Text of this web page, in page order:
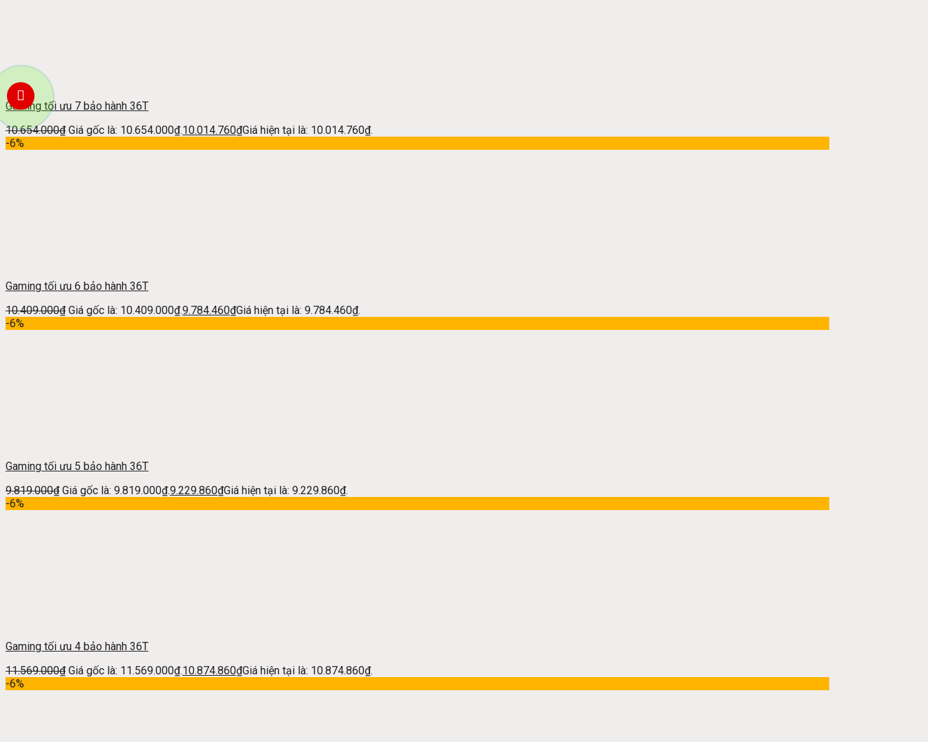
Gaming tối ưu 7 bảo hành 36T
10.654.000₫ Giá gốc là: 10.654.000₫.10.014.760₫Giá hiện tại là: 10.014.760₫.
-6%
Gaming tối ưu 6 bảo hành 36T
10.409.000₫ Giá gốc là: 10.409.000₫.9.784.460₫Giá hiện tại là: 9.784.460₫.
-6%
Gaming tối ưu 5 bảo hành 36T
9.819.000₫ Giá gốc là: 9.819.000₫.9.229.860₫Giá hiện tại là: 9.229.860₫.
-6%
Gaming tối ưu 4 bảo hành 36T
11.569.000₫ Giá gốc là: 11.569.000₫.10.874.860₫Giá hiện tại là: 10.874.860₫.
-6%